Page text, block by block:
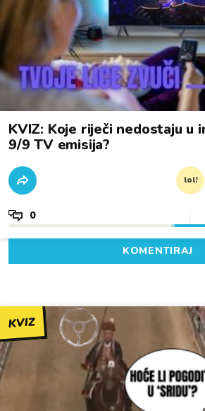
KVIZ: Koje riječi nedostaju u
9/9 TV emisija?
lol!
0
KOMENTIRAJ
KVIZ